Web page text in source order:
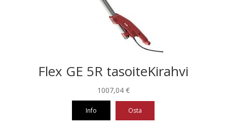
Flex GE 5R tasoiteKirahvi
1007,04 €
Info Osta